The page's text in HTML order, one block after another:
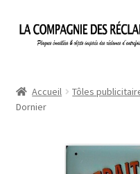
Aller
Aller
À propos de La Compagnie
Informations légales
Accueil Tôles
Dornier